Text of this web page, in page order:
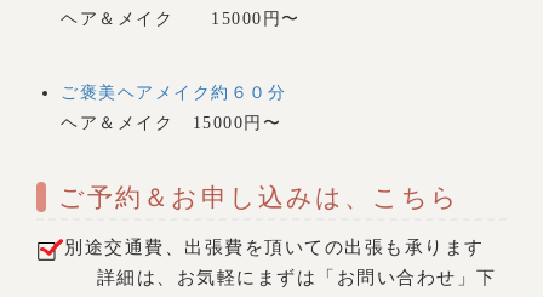
ヘア＆メイク 15000円〜
ご褒美ヘアメイク約６０分
ヘア＆メイク 15000円〜
ご予約＆お申し込みは、こちら
別途交通費、出張費を頂いての出張も承ります
詳細は、お気軽にまずは「お問い合わせ」下